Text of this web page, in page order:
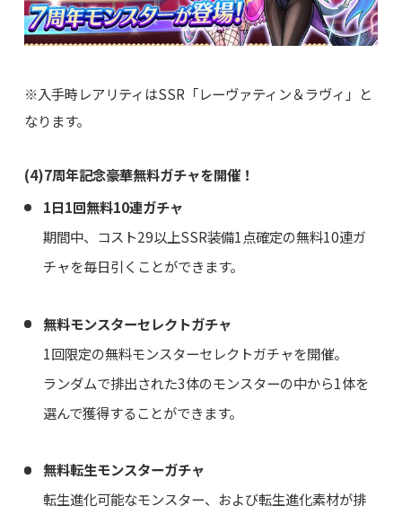
※入手時レアリティはSSR「レーヴァティン＆ラヴィ」と
なります。
(4)7周年記念豪華無料ガチャを開催！
1日1回無料10連ガチャ
期間中、コスト29以上SSR装備1点確定の無料10連ガ
チャを毎日引くことができます。
無料モンスターセレクトガチャ
1回限定の無料モンスターセレクトガチャを開催。
ランダムで排出された3体のモンスターの中から1体を
選んで獲得することができます。
無料転生モンスターガチャ
転生進化可能なモンスター、および転生進化素材が排